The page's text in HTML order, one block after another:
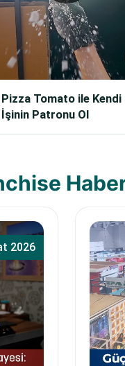
Pizza Tomato ile Kendi
İşinin Patronu Ol
2026